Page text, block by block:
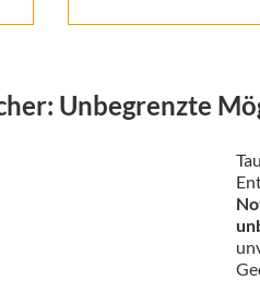
Unbegrenzte